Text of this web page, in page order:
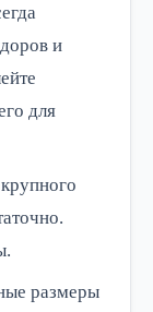
и
для
размеры